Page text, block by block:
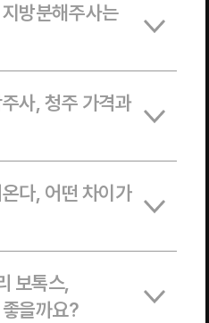
방분해주사는
사, 청주 가격과
다, 어떤 차이가
보톡스,
을까요?